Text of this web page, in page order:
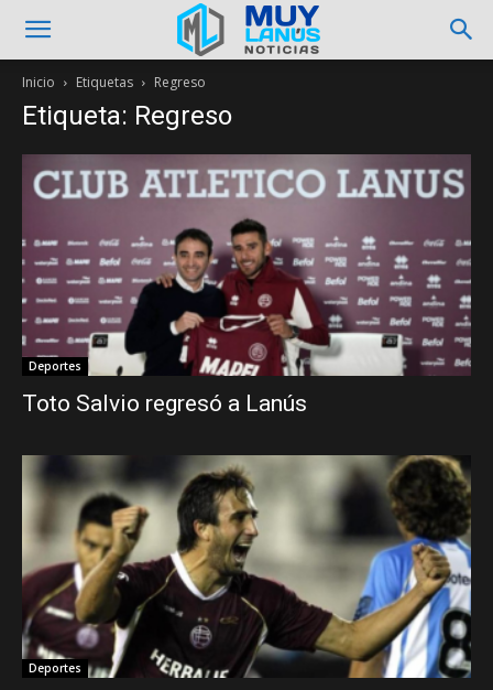
Inicio Etiquetas Regreso
Etiqueta: Regreso
Deportes
Toto Salvio regresó a Lanús
Deportes